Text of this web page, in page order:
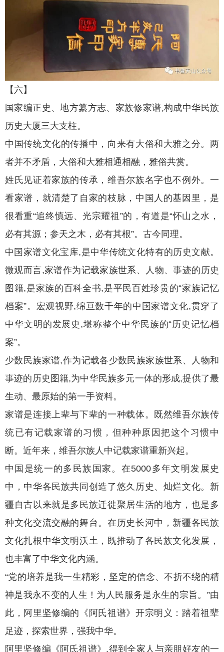
【六】
国家编正史、地方纂方志、家族修家谱,构成中华民族
历史大厦三大支柱。
中国传统文化的传播中，向来有大俗和大雅之分。两
者并不矛盾，大俗和大雅相通相融，雅俗共赏。
姓氏见证着家族的传承，维吾尔族名字也不例外。一
看家谱，就清楚了自家的枝脉，中国人的基因里，是
很看重“追终慎远、光宗耀祖”的，有道是“怀山之水，
必有其源；参天之木，必有其根”。古今同理。
中国家谱文化宝库,是中华传统文化特有的历史文献。
微观而言,家谱作为记载家族世系、人物、事迹的历史
图籍,是家族的百科全书,是平民百姓珍贵的“家族记忆
档案”。宏观视野,绵亘数千年的中国家谱文化,贯穿了
中华文明的发展史,堪称整个中华民族的“历史记忆档
案”。
少数民族家谱,作为记载各少数民族家族世系、人物和
事迹的历史图籍,为中华民族多元一体的形成,提供了最
生动、最原始的第一手资料。
家谱是连接上辈与下辈的一种载体。既然维吾尔族传
统已有记载家谱的习惯，但种种原因把这个习惯中
断。近年来，维吾尔族人中记载家谱重新兴起。
中国是统一的多民族国家。在5000多年文明发展史
中，中华各民族共同创造了悠久历史、灿烂文化。新
疆自古以来就是多民族迁徙聚居生活的地方，也是多
种文化交流交融的舞台。在历史长河中，新疆各民族
文化扎根中华文明沃土，既推动了各民族文化发展，
也丰富了中华文化内涵。
“党的培养是我一生精彩，坚定的信念、不折不绕的精
神是我永不变的人生！为人民服务是永生的宗旨。”由
此，阿里坚修编的《阿氏祖谱》开宗明义：踏着祖辈
足迹，探索世界，强我中华。
阿里坚修编《阿氏祖谱》,得到全家人与亲朋好友的一